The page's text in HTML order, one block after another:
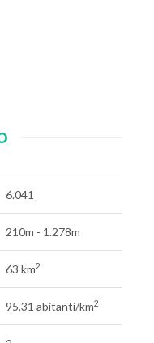
6.041
210m - 1.278m
63 km2
95,31 abitanti/km2